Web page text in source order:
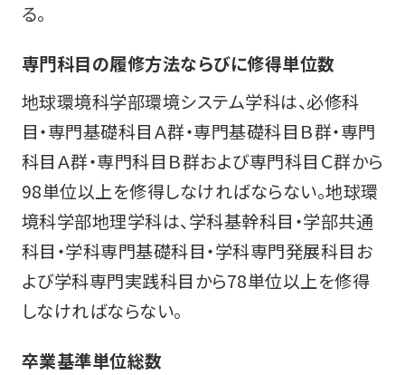
る。
専門科目の履修方法ならびに修得単位数
地球環境科学部環境システム学科は、必修科
目・専門基礎科目Ａ群・専門基礎科目Ｂ群・専門
科目Ａ群・専門科目Ｂ群および専門科目Ｃ群から
98単位以上を修得しなければならない。地球環
境科学部地理学科は、学科基幹科目・学部共通
科目・学科専門基礎科目・学科専門発展科目お
よび学科専門実践科目から78単位以上を修得
しなければならない。
卒業基準単位総数